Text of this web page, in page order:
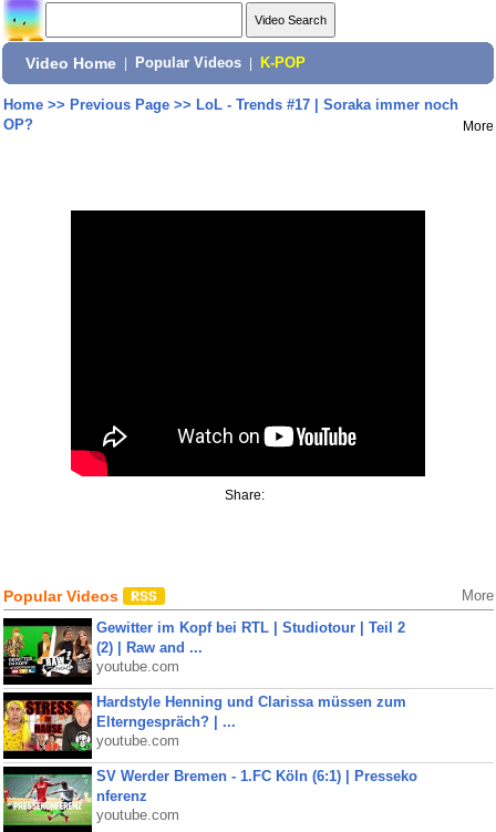
Video Home Popular Videos K-POP
Home>> Previous Page>> LoL - Trends #17 | Soraka immer noch
OP?
More
Share:
Popular Videos More
Gewitter im Kopf bei RTL | Studiotour | Teil 2
(2) | Raw and ...
youtube.com
Hardstyle Henning und Clarissa müssen zum
Elterngespräch? | ...
youtube.com
SV Werder Bremen - 1.FC Köln (6:1) | Presseko
nferenz
youtube.com